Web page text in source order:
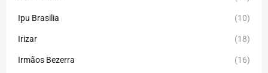
Ipu Brasilia (10)
Irizar (18)
Irmãos Bezerra (16)